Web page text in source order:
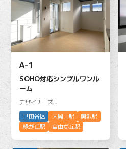
A-1
SOHO対応シンプルワンル
ーム
デザイナーズ：
世田谷区
大岡山駅
奥沢駅
緑が丘駅
自由が丘駅